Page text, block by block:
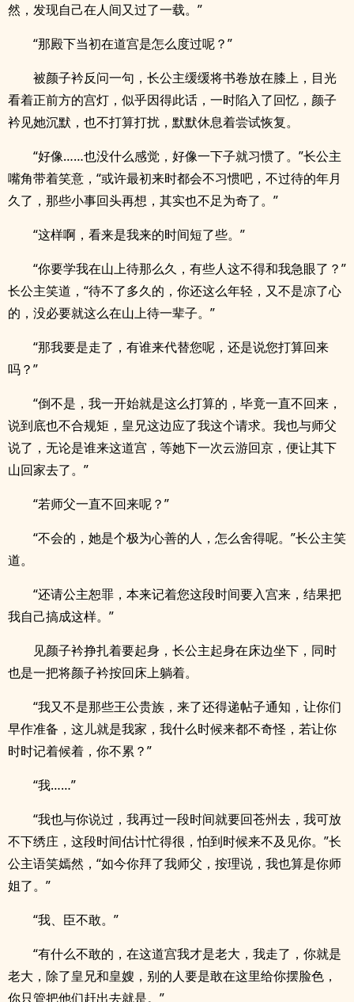
然，发现自己在人间又过了一载。”
“那殿下当初在道宫是怎么度过呢？”
被颜子衿反问一句，长公主缓缓将书卷放在膝上，目光
看着正前方的宫灯，似乎因得此话，一时陷入了回忆，颜子
衿见她沉默，也不打算打扰，默默休息着尝试恢复。
“好像……也没什么感觉，好像一下子就习惯了。”长公主
嘴角带着笑意，“或许最初来时都会不习惯吧，不过待的年月
久了，那些小事回头再想，其实也不足为奇了。”
“这样啊，看来是我来的时间短了些。”
“你要学我在山上待那么久，有些人这不得和我急眼了？”
长公主笑道，“待不了多久的，你还这么年轻，又不是凉了心
的，没必要就这么在山上待一辈子。”
“那我要是走了，有谁来代替您呢，还是说您打算回来
吗？”
“倒不是，我一开始就是这么打算的，毕竟一直不回来，
说到底也不合规矩，皇兄这边应了我这个请求。我也与师父
说了，无论是谁来这道宫，等她下一次云游回京，便让其下
山回家去了。”
“若师父一直不回来呢？”
“不会的，她是个极为心善的人，怎么舍得呢。”长公主笑
道。
“还请公主恕罪，本来记着您这段时间要入宫来，结果把
我自己搞成这样。”
见颜子衿挣扎着要起身，长公主起身在床边坐下，同时
也是一把将颜子衿按回床上躺着。
“我又不是那些王公贵族，来了还得递帖子通知，让你们
早作准备，这儿就是我家，我什么时候来都不奇怪，若让你
时时记着候着，你不累？”
“我……”
“我也与你说过，我再过一段时间就要回苍州去，我可放
不下绣庄，这段时间估计忙得很，怕到时候来不及见你。”长
公主语笑嫣然，“如今你拜了我师父，按理说，我也算是你师
姐了。”
“我、臣不敢。”
“有什么不敢的，在这道宫我才是老大，我走了，你就是
老大，除了皇兄和皇嫂，别的人要是敢在这里给你摆脸色，
你只管把他们赶出去就是。”